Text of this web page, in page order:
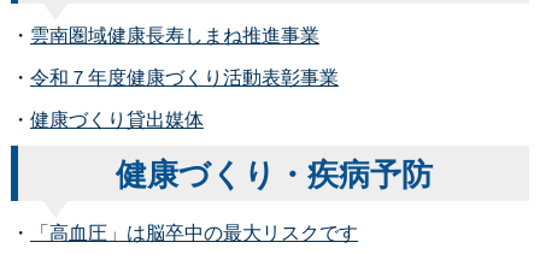
・ 雲南圏域健康長寿しまね推進事業
・ 令和７年度健康づくり活動表彰事業
・ 健康づくり貸出媒体
健康づくり・疾病予防
・
「高血圧」は脳卒中の最大リスクです